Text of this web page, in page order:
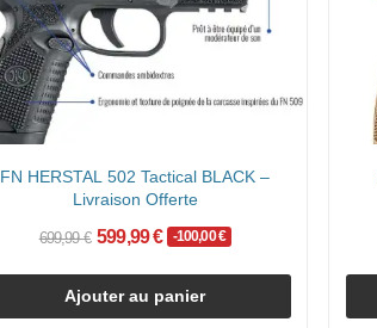
FN HERSTAL 502 Tactical BLACK –
Livraison Offerte
699,99 € 599,99 € -100,00 €
Ajouter au panier